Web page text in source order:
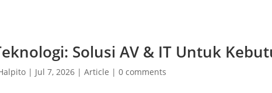
Solusi AV & IT Untuk
| Jul 7, 2026 |Article |0 comments